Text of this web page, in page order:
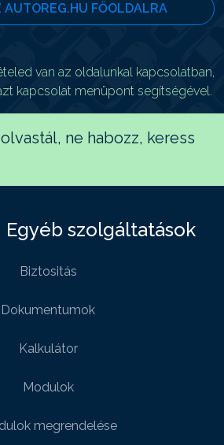
FŐOLDALRA
van az oldalunkal kapcsolatban,
kapcsolat menüpont segítségével.
ne habozz, keress
Egyéb szolgáltatások
Biztositás
Dokumentumok
Kalkulátor
Modulok
megrendelése